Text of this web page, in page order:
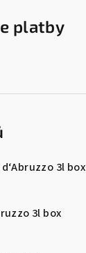
platby
3l box
3l box